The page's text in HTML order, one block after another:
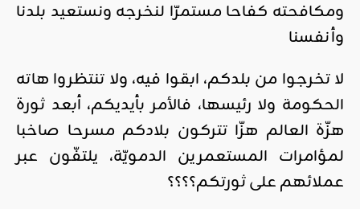
ومكافحته كفاحا مستمرّا لنخرجه ونستعيد بلدنا
وأنفسنا
لا تخرجوا من بلدكم، ابقوا فيه، ولا تنتظروا هاته
الحكومة ولا رئيسها، فالأمر بأيديكم، أبعد ثورة
هزّة العالم هزّا تتركون بلادكم مسرحا صاخبا
لمؤامرات المستعمرين الدمويّة، يلتفّون عبر
عملائهم على ثورتكم؟؟؟؟